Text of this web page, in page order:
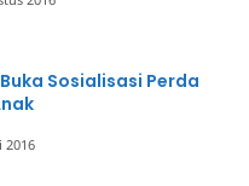
Sosialisasi Perda
2016